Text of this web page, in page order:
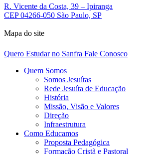
R. Vicente da Costa, 39 – Ipiranga
CEP 04266-050 São Paulo, SP
Mapa do site
Quero Estudar no Sanfra Fale Conosco
Quem Somos
Somos Jesuítas
Rede Jesuíta de Educação
História
Missão, Visão e Valores
Direção
Infraestrutura
Como Educamos
Proposta Pedagógica
Formação Cristã e Pastoral